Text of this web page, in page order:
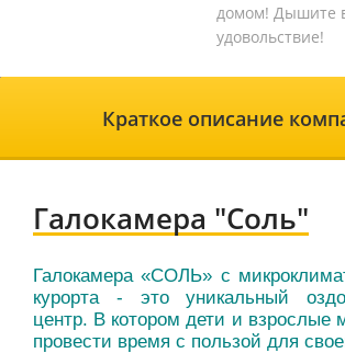
домом! Дышите
удовольствие!
Краткое описание
Галокамера "Соль"
Галокамера «СОЛЬ» с
курорта - это уникальный
центр. В котором дети и взрослые
провести время с пользой для